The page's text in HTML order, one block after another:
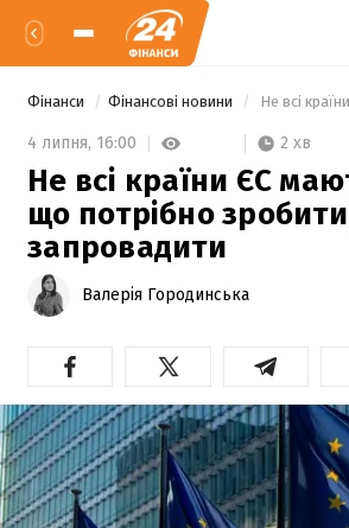
Фінанси Фінансові новини
4 липня, 16:00 2 хв
Не всі країни ЄС
що потрібно
запровадити
Валерія Городинська